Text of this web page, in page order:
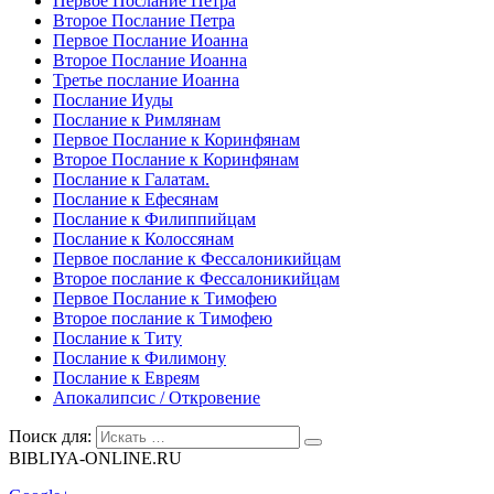
Второе Послание Петра
Первое Послание Иоанна
Второе Послание Иоанна
Третье послание Иоанна
Послание Иуды
Послание к Римлянам
Первое Послание к Коринфянам
Второе Послание к Коринфянам
Послание к Галатам.
Послание к Ефесянам
Послание к Филиппийцам
Послание к Колоссянам
Первое послание к Фессалоникийцам
Второе послание к Фессалоникийцам
Первое Послание к Тимофею
Второе послание к Тимофею
Послание к Титу
Послание к Филимону
Послание к Евреям
Апокалипсис / Откровение
Поиск для:
BIBLIYA-ONLINE.RU